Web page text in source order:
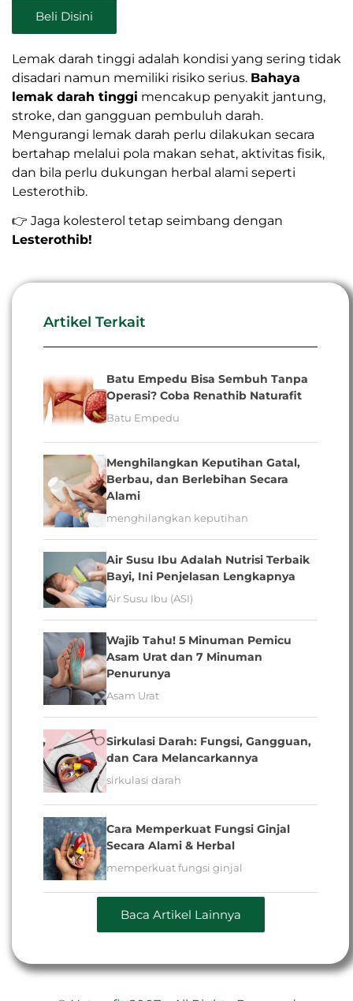
Beli Disini
Lemak darah tinggi adalah kondisi yang sering tidak
disadari namun memiliki risiko serius. Bahaya
lemak darah tinggi mencakup penyakit jantung,
stroke, dan gangguan pembuluh darah.
Mengurangi lemak darah perlu dilakukan secara
bertahap melalui pola makan sehat, aktivitas fisik,
dan bila perlu dukungan herbal alami seperti
Lesterothib.
👉 Jaga kolesterol tetap seimbang dengan
Lesterothib!
Artikel Terkait
Batu Empedu Bisa Sembuh Tanpa
Operasi? Coba Renathib Naturafit
Batu Empedu
Menghilangkan Keputihan Gatal,
Berbau, dan Berlebihan Secara
Alami
menghilangkan keputihan
Air Susu Ibu Adalah Nutrisi Terbaik
Bayi, Ini Penjelasan Lengkapnya
Air Susu Ibu (ASI)
Wajib Tahu! 5 Minuman Pemicu
Asam Urat dan 7 Minuman
Penurunya
Asam Urat
Sirkulasi Darah: Fungsi, Gangguan,
dan Cara Melancarkannya
sirkulasi darah
Cara Memperkuat Fungsi Ginjal
Secara Alami & Herbal
memperkuat fungsi ginjal
Baca Artikel Lainnya